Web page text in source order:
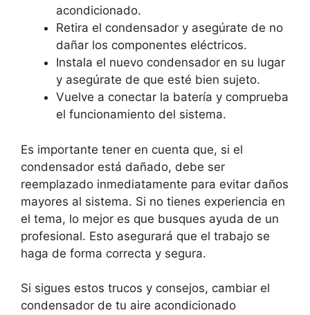
acondicionado.
Retira el condensador y asegúrate de no
dañar los componentes eléctricos.
Instala el nuevo condensador en su lugar
y asegúrate de que esté bien sujeto.
Vuelve a conectar la batería y comprueba
el funcionamiento del sistema.
Es importante tener en cuenta que, si el
condensador está dañado, debe ser
reemplazado inmediatamente para evitar daños
mayores al sistema. Si no tienes experiencia en
el tema, lo mejor es que busques ayuda de un
profesional. Esto asegurará que el trabajo se
haga de forma correcta y segura.
Si sigues estos trucos y consejos, cambiar el
condensador de tu aire acondicionado